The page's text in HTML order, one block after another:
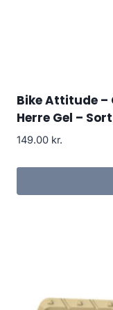
Bike Attitude –
Herre Gel – Sort
149.00 kr.